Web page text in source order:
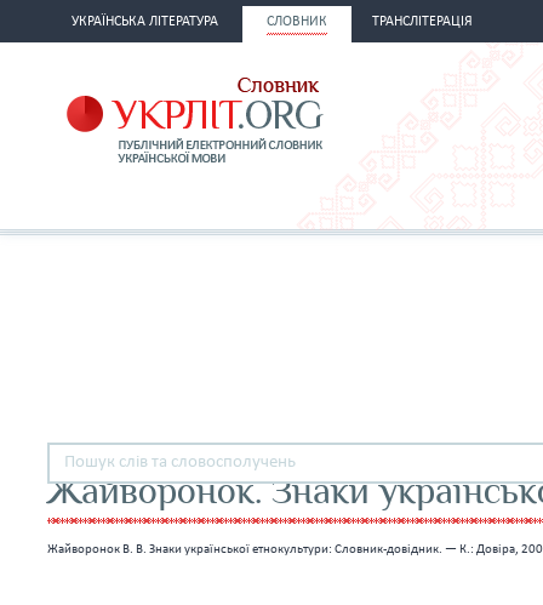
УКРАЇНСЬКА ЛІТЕРАТУРА СЛОВНИК ТРАНСЛІТЕРАЦІЯ
Жайворонок. Знаки
Жайворонок В. В. Знаки української етнокультури: Словник-довідник. — К.: Довіра,